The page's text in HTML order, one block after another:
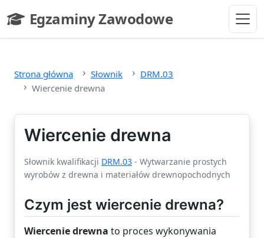
Egzaminy Zawodowe
- strona główna
Strona główna Słownik
DRM.03
Wiercenie drewna
Wiercenie drewna
Słownik kwalifikacji DRM.03 - Wytwarzanie prostych
wyrobów z drewna i materiałów drewnopochodnych
Czym jest wiercenie drewna?
Wiercenie drewna to proces wykonywania